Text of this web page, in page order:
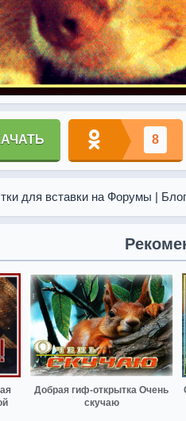
8
для вставки на Форумы |
Добрая гиф-открытка Очень
скучаю